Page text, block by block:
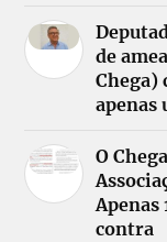
de
Chega)
apenas
O
Apenas
contra